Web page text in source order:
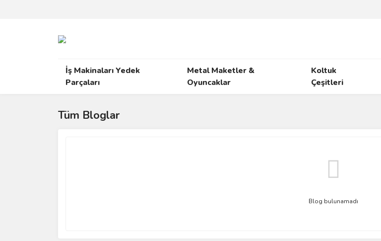
İş Makinaları Yedek
Parçaları
Metal Maketler &
Oyuncaklar
Koltuk
Çeşitleri
Tüm Bloglar
Blog bulunamadı